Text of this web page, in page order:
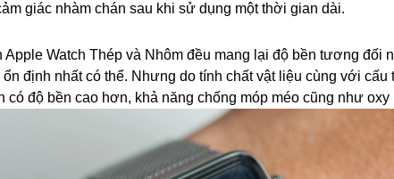
giác nhàm chán sau khi sử dụng một thời gian dài.
Watch Thép và Nhôm đều mang lại độ bền tương đối
định nhất có thể. Nhưng do tính chất vật liệu cùng với cấu
có độ bền cao hơn, khả năng chống móp méo cũng như